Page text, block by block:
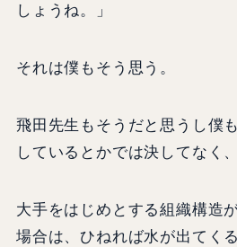
しょうね。」
それは僕もそう思う。
飛田先生もそうだと思うし僕
しているとかでは決してなく
大手をはじめとする組織構造
場合は、ひねれば水が出てく